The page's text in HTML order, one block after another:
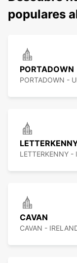
populares
PORTADOWN
PORTADOWN -
LETTERKENNY -
CAVAN
CAVAN -